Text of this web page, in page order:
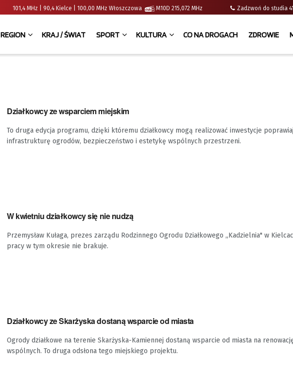
101,4 MHz | 90,4 Kielce | 100,00 MHz Włoszczowa M10D 215,072 MHz Zadzwoń do
REGION KRAJ / ŚWIAT SPORT KULTURA CO NA DROGACH ZDROWIE
Działkowcy ze wsparciem miejskim
To druga edycja programu, dzięki któremu działkowcy mogą realizować inwestycje
infrastrukturę ogrodów, bezpieczeństwo i estetykę wspólnych przestrzeni.
W kwietniu działkowcy się nie nudzą
Przemysław Kułaga, prezes zarządu Rodzinnego Ogrodu Działkowego „Kadzielnia" w
pracy w tym okresie nie brakuje.
Działkowcy ze Skarżyska dostaną wsparcie od miasta
Ogrody działkowe na terenie Skarżyska-Kamiennej dostaną wsparcie od miasta na
wspólnych. To druga odsłona tego miejskiego projektu.